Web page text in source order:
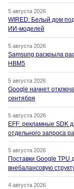
5 августа 2026
WIRED: Белый дом
ИИ-моделей
5 августа 2026
Samsung раскрыла
HBM5
5 августа 2026
Google начнет
сентября
5 августа 2026
EFF: рекламные SDK
отдельного запроса
5 августа 2026
Поставки Google
внебалансовую
4 августа 2026